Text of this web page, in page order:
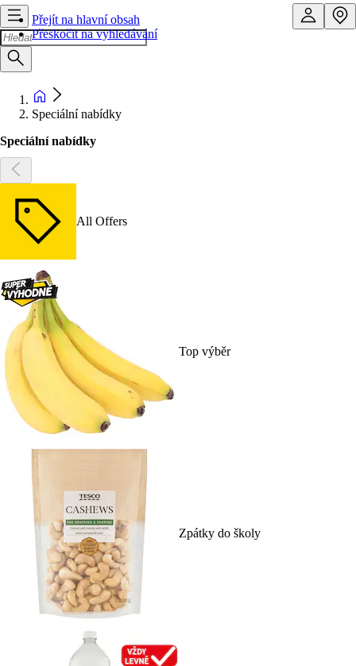
Přejít na hlavní obsah
Přeskočit na vyhledávání
Speciální nabídky
Speciální nabídky
All Offers
Top výběr
Zpátky do školy